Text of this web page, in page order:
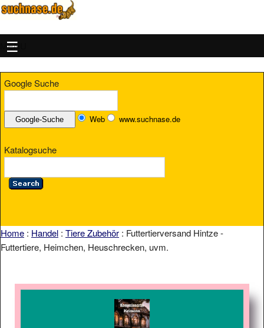
MENU
Google Suche
Web www.suchnase.de
Katalogsuche
Home : Handel : Tiere Zubehör : Futtertierversand Hintze -
Futtertiere, Heimchen, Heuschrecken, uvm.